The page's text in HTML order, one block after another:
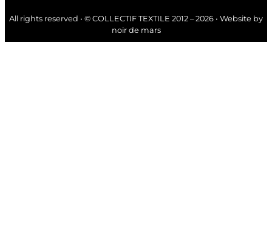
All rights reserved • © COLLECTIF TEXTILE 2012 – 2026 • Website by
noir de mars